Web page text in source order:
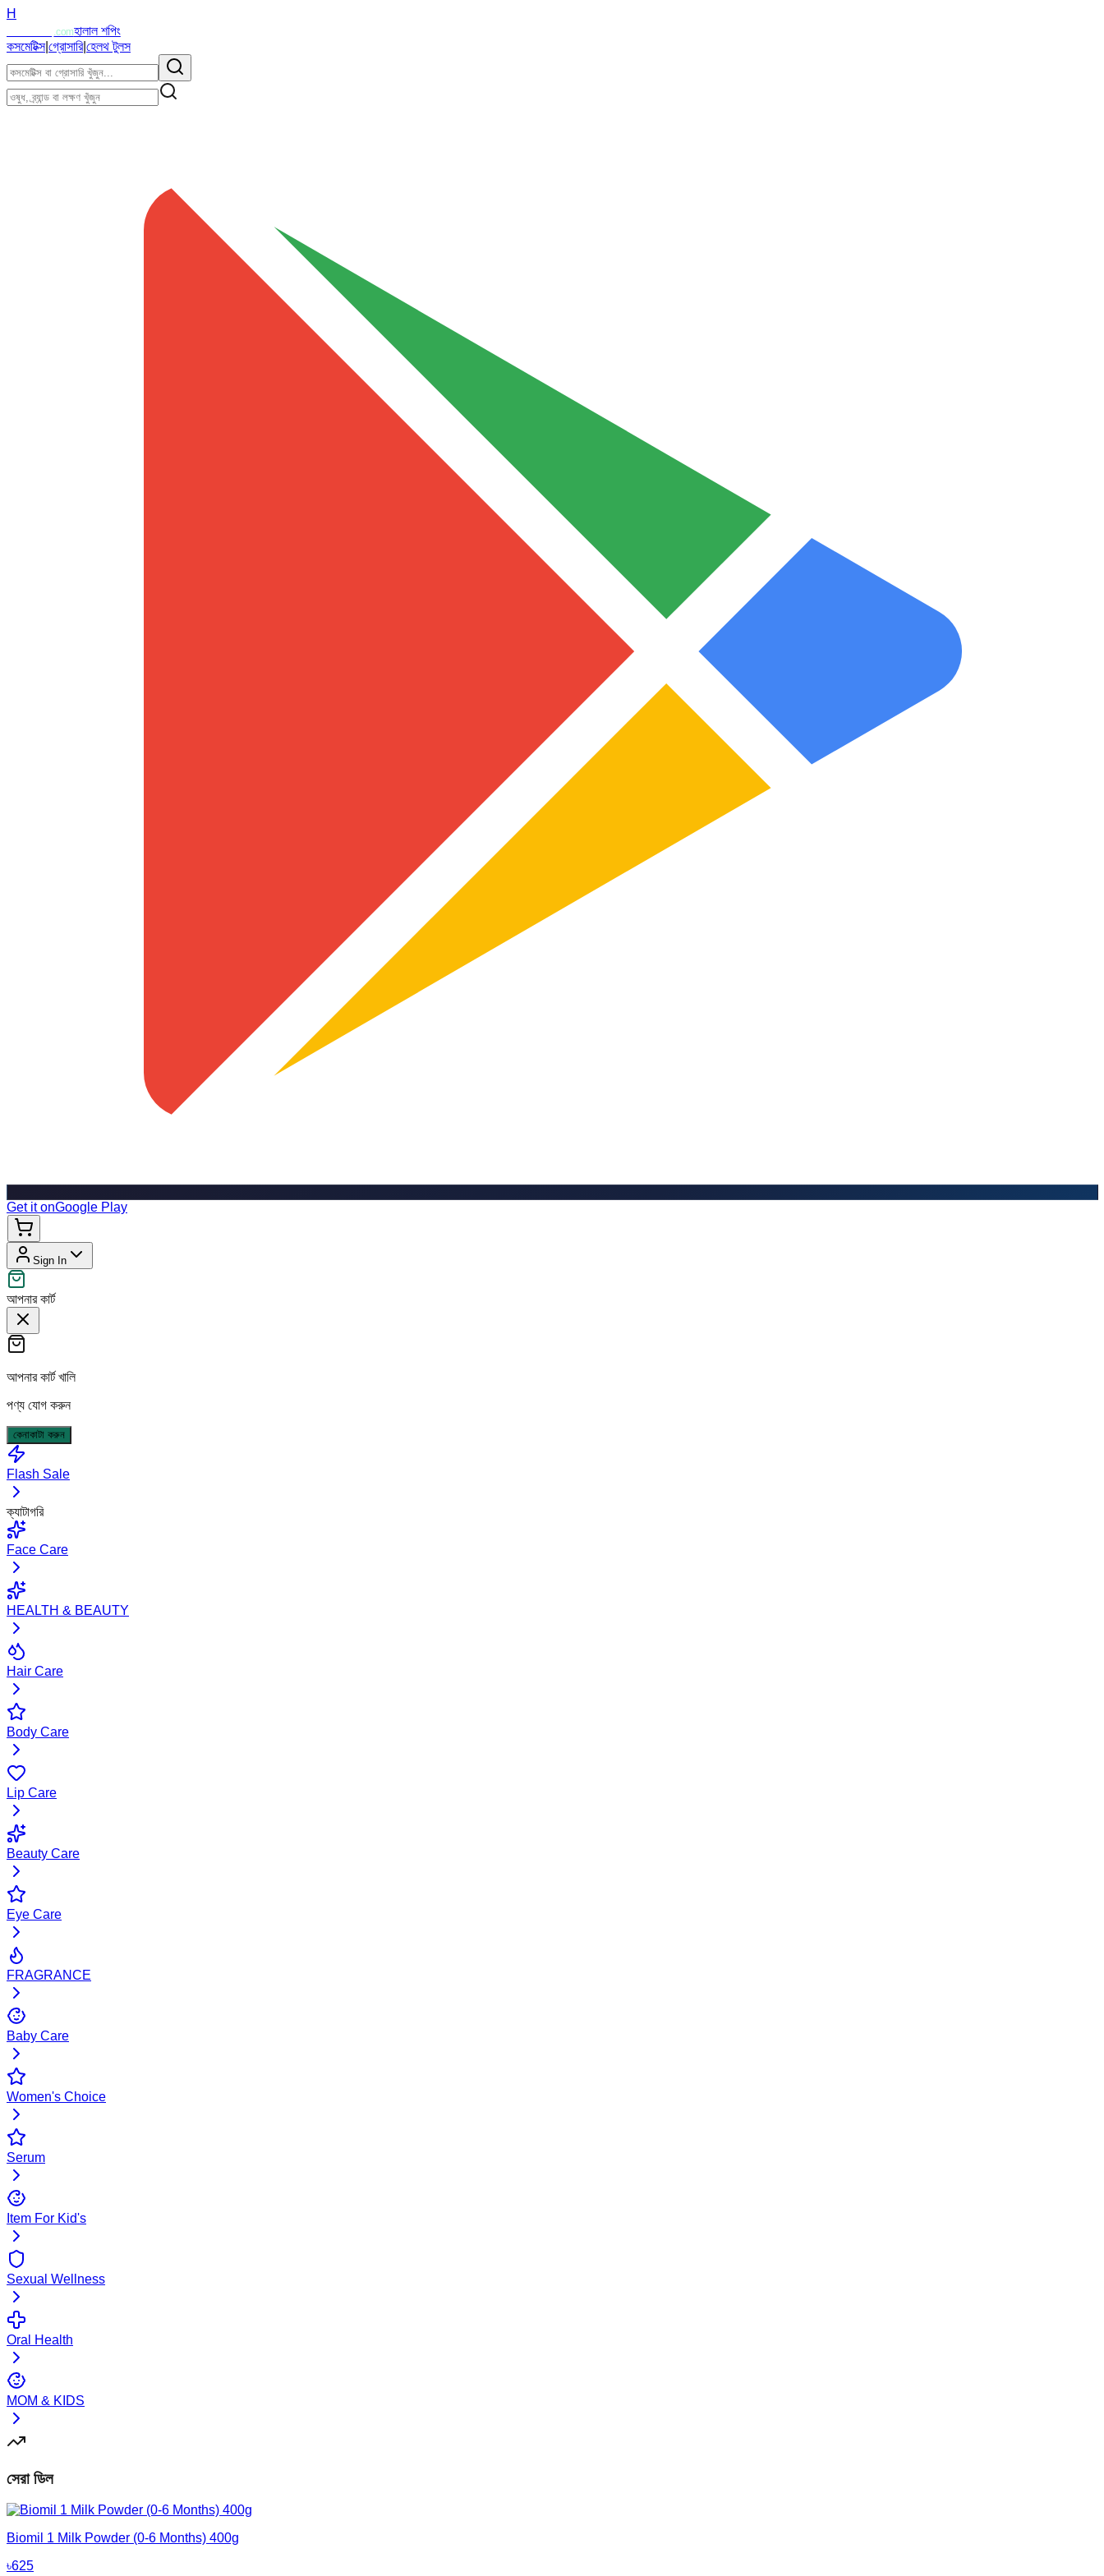
H
.comহালাল শপিং
কসমেটিক্স|গ্রোসারি|হেলথ টুলস
Get it onGoogle Play
Sign In
আপনার কার্ট
আপনার কার্ট খালি
পণ্য যোগ করুন
কেনাকাটা করুন
Flash Sale
ক্যাটাগরি
Face Care
HEALTH & BEAUTY
Hair Care
Body Care
Lip Care
Beauty Care
Eye Care
FRAGRANCE
Baby Care
Women's Choice
Serum
Item For Kid's
Sexual Wellness
Oral Health
MOM & KIDS
সেরা ডিল
Biomil 1 Milk Powder (0-6 Months) 400g
৳625